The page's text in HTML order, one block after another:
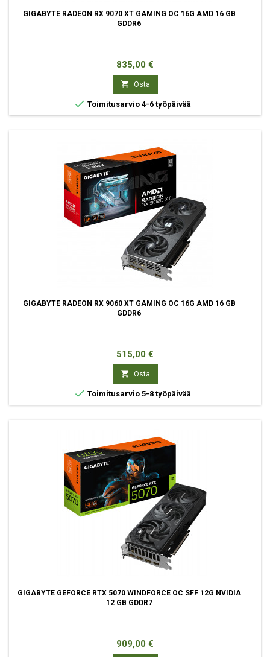
GIGABYTE RADEON RX 9070 XT GAMING OC 16G AMD 16 GB
GDDR6
Hinta
835,00 €
 Osta
 Toimitusarvio 4-6 työpäivää
GIGABYTE RADEON RX 9060 XT GAMING OC 16G AMD 16 GB
GDDR6
Hinta
515,00 €
 Osta
 Toimitusarvio 5-8 työpäivää
GIGABYTE GEFORCE RTX 5070 WINDFORCE OC SFF 12G NVIDIA
12 GB GDDR7
Hinta
909,00 €